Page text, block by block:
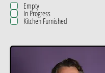
Empty
In Progress
Kitchen Furnished